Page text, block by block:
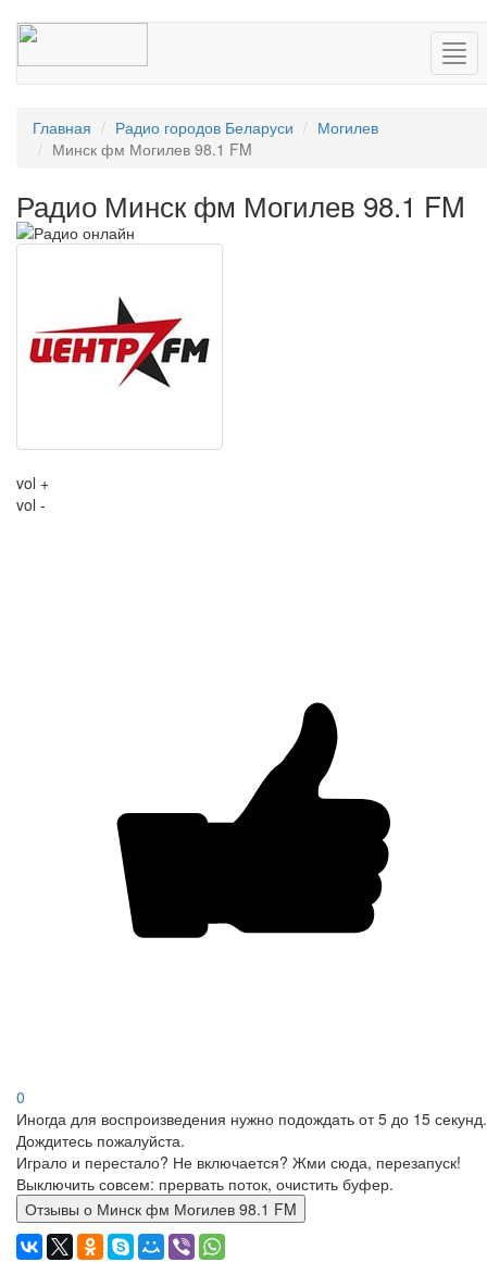
Главная Радио городов Беларуси
Могилев
Минск фм Могилев 98.1 FM
Радио Минск фм Могилев 98.1 FM
vol +
vol -
0
Иногда для воспроизведения нужно подождать от 5 до 15 секунд.
Дождитесь пожалуйста.
Играло и перестало? Не включается? Жми сюда, перезапуск!
Выключить совсем: прервать поток, очистить буфер.
Отзывы о Минск фм Могилев 98.1 FM